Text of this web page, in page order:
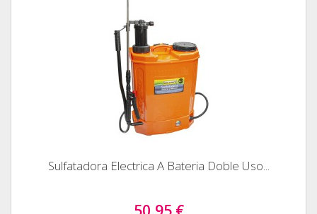
Sulfatadora Electrica A Bateria Doble Uso...